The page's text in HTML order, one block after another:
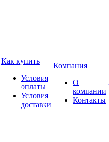
Как купить
Условия
оплаты
Условия
доставки
Компания
О
компании
Контакты